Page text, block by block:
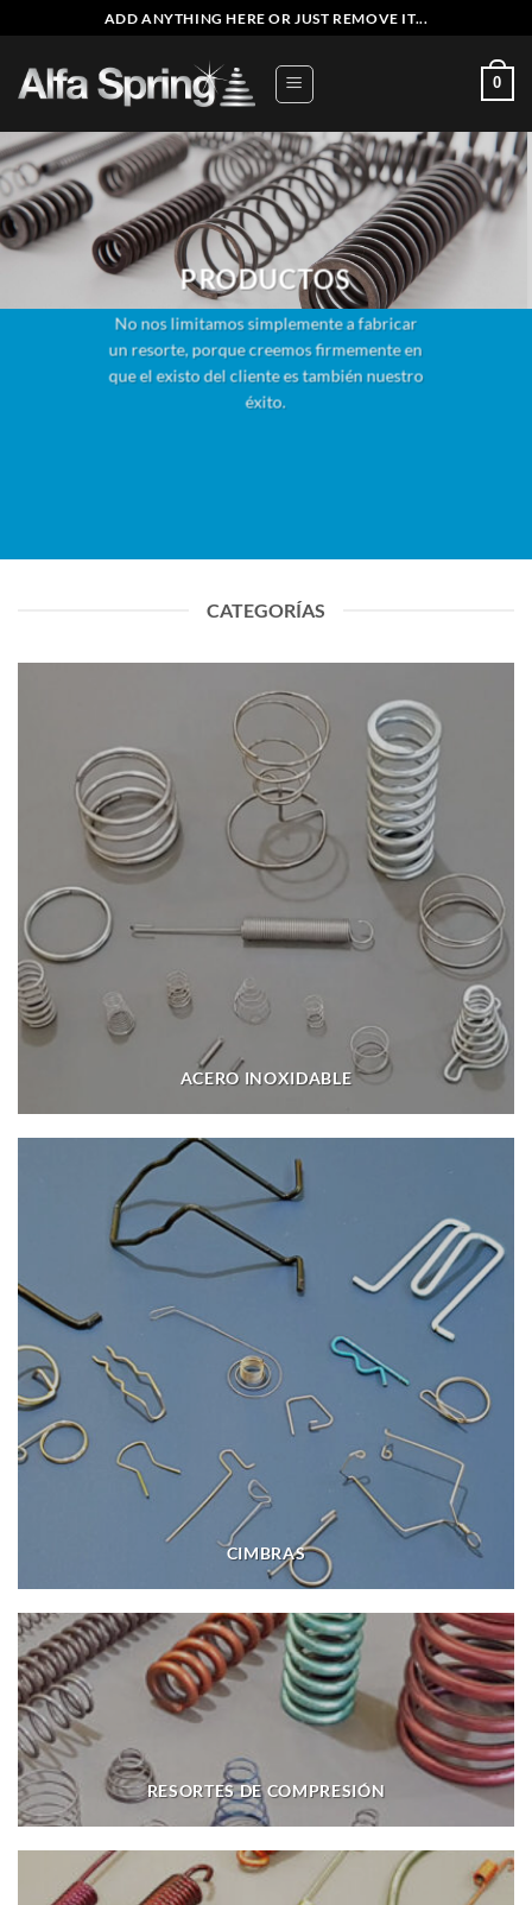
al
contenido
ADD ANYTHING HERE OR JUST REMOVE IT...
0
PRODUCTOS
No nos limitamos simplemente a fabricar
un resorte, porque creemos firmemente en
que el existo del cliente es también nuestro
éxito.
CATEGORÍAS
ACERO INOXIDABLE
CIMBRAS
RESORTES DE COMPRESIÓN